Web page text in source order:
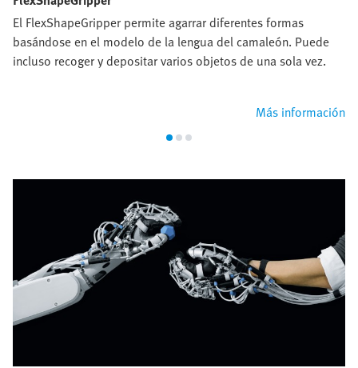
El FlexShapeGripper permite agarrar diferentes formas
basándose en el modelo de la lengua del camaleón. Puede
incluso recoger y depositar varios objetos de una sola vez.
Más información